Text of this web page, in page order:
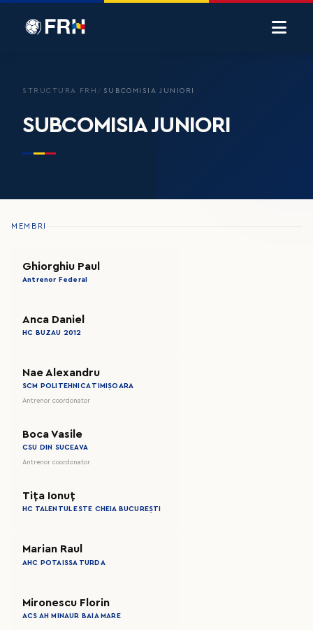
STRUCTURA FRH / SUBCOMISIA JUNIORI
SUBCOMISIA JUNIORI
MEMBRI
Ghiorghiu Paul
Antrenor Federal
Anca Daniel
HC BUZAU 2012
Nae Alexandru
SCM POLITEHNICA TIMIȘOARA
Antrenor coordonator
Boca Vasile
CSU DIN SUCEAVA
Antrenor coordonator
Tița Ionuț
HC TALENTUL ESTE CHEIA BUCUREȘTI
Marian Raul
AHC POTAISSA TURDA
Mironescu Florin
ACS AH MINAUR BAIA MARE